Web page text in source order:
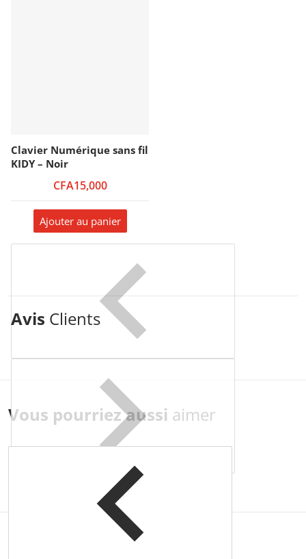
Clavier Numérique sans fil
KIDY – Noir
CFA15,000
Ajouter au panier
Avis Clients
Vous pourriez aussi aimer
Complementary